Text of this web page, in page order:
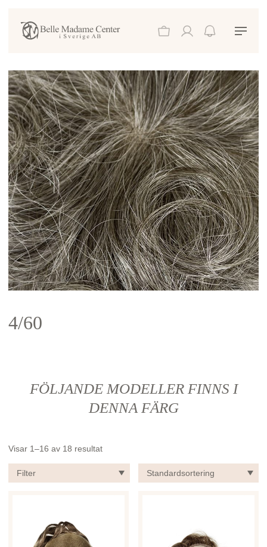
4/60
FÖLJANDE MODELLER FINNS I
DENNA FÄRG
Visar 1–16 av 18 resultat
Filter